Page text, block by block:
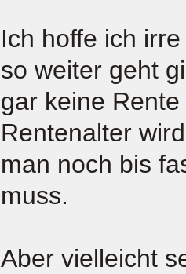
Ich hoffe ich
so weiter geht
gar keine
Rentenalter
man noch bis
muss.
Aber vielleicht